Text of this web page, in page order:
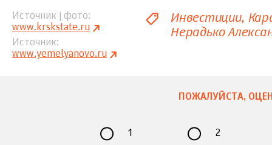
Источник | фото
www.krskstate.ru
Источник
www.yemelyanovo.ru
Инвестиции
Нерадько
ПОЖАЛУЙСТА,
1 2